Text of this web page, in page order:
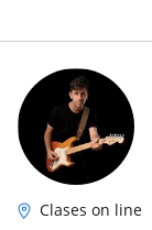
Clases on line